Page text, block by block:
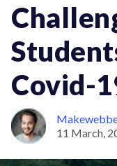
Covid-
11 March,